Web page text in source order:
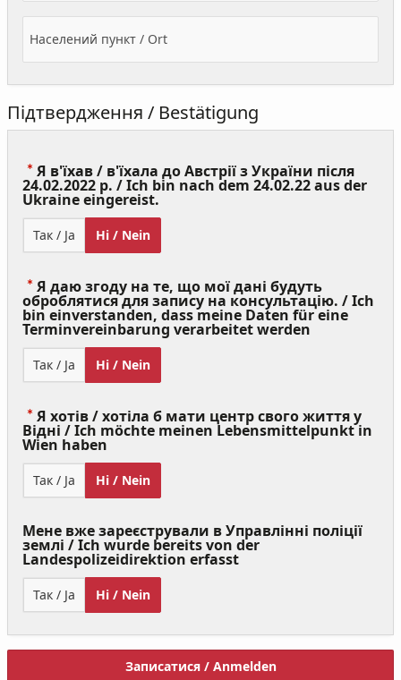
Населений пункт / Ort
Підтвердження / Bestätigung
Я в'їхав / в'їхала до Австрії з України після
24.02.2022 р. / Ich bin nach dem 24.02.22 aus der
Ukraine eingereist.
Required)
Так / Ja Ні / Nein
Я даю згоду на те, що мої дані будуть
оброблятися для запису на консультацію. / Ich
bin einverstanden, dass meine Daten für eine
Terminvereinbarung verarbeitet werden
Так / Ja Ні / Nein
Я хотів / хотіла б мати центр свого життя у
Відні / Ich möchte meinen Lebensmittelpunkt in
Wien haben
Required)
Так / Ja Ні / Nein
Мене вже зареєстрували в Управлінні поліції
землі / Ich wurde bereits von der
Landespolizeidirektion erfasst
Так / Ja Ні / Nein
Записатися / Anmelden